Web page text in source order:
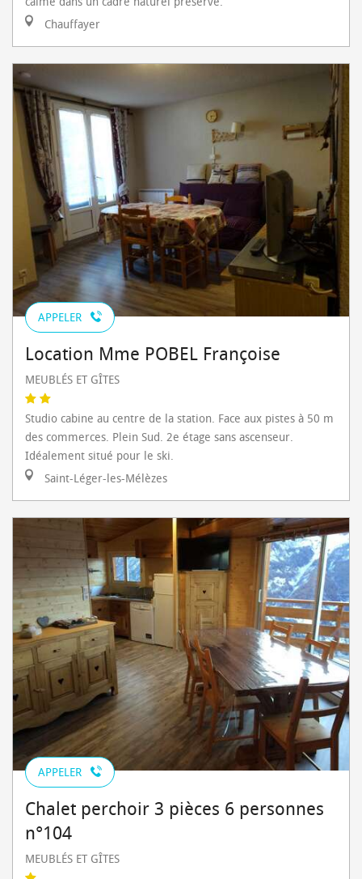
Chauffayer
APPELER
Location Mme POBEL Françoise
MEUBLÉS ET GÎTES
Studio cabine au centre de la station. Face aux pistes à 50 m
des commerces. Plein Sud. 2e étage sans ascenseur.
Idéalement situé pour le ski.
Saint-Léger-les-Mélèzes
APPELER
Chalet perchoir 3 pièces 6 personnes
n°104
MEUBLÉS ET GÎTES